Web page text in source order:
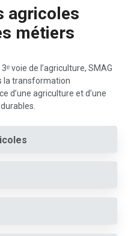
agricoles
métiers
voie de l’agriculture, SMAG
la transformation
d’une agriculture et d’une